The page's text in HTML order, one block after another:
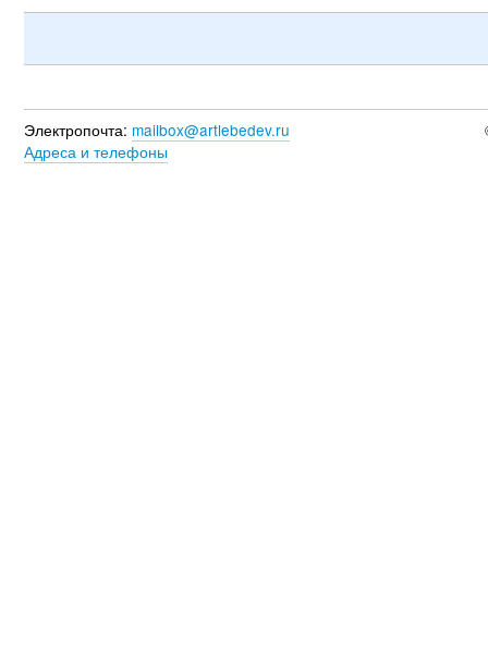
Электропочта: mailbox@artlebedev.ru
Адреса и телефоны